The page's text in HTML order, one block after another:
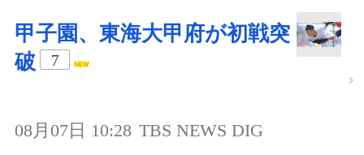
甲子園、東海大甲府が初戦突
破
7
08月07日 10:28 TBS NEWS DIG